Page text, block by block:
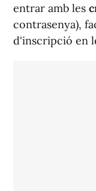
entrar amb les
contrasenya),
d'inscripció en